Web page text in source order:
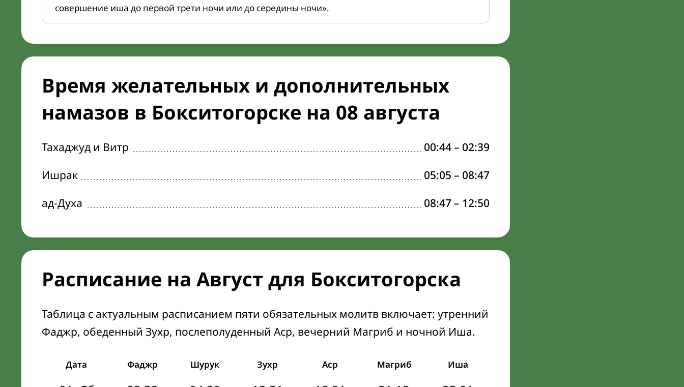
совершение иша до первой трети ночи или до середины ночи».
Время желательных и дополнительных
намазов в Бокситогорске на 08 августа
Тахаджуд и Витр 00:44– 02:39
Ишрак
05:05 – 08:47
ад-Духа
08:47– 12:50
Расписание на Август для Бокситогорска
Таблица с актуальным расписанием пяти обязательных молитв включает: утренний
Фаджр, обеденный Зухр, послеполуденный Аср, вечерний Магриб и ночной Иша.
Дата Фаджр Шурук Зухр Аср Магриб Иша